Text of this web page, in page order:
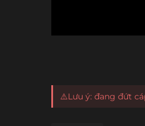
⚠️Lưu ý: đang đứt